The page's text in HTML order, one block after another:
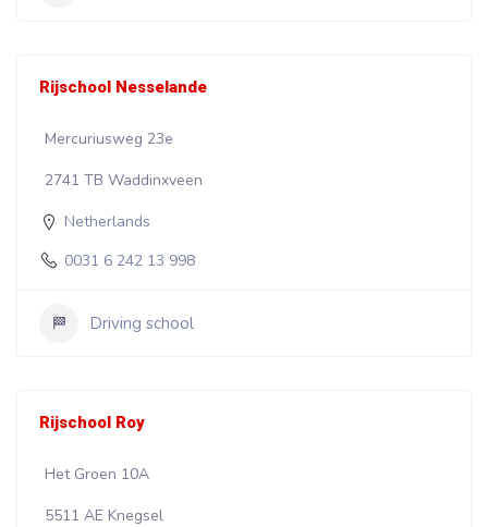
Rijschool Nesselande
Mercuriusweg 23e
2741 TB Waddinxveen
Netherlands
0031 6 242 13 998
Driving school
Rijschool Roy
Het Groen 10A
5511 AE Knegsel